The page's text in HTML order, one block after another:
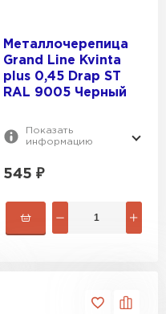
Металлочерепица
Grand Line Kvinta
plus 0,45 Drap ST
RAL 9005 Черный
Показать
информацию
545 ₽